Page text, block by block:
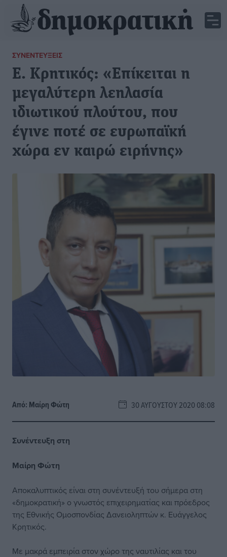
ΣΥΝΕΝΤΕΎΞΕΙΣ
Ε. Κρητικός: «Επίκειται η
μεγαλύτερη λεηλασία
ιδιωτικού πλούτου, που
έγινε ποτέ σε ευρωπαϊκή
χώρα εν καιρώ ειρήνης»
Από: Μαίρη Φώτη 30 ΑΥΓΟΎΣΤΟΥ 2020 08:08
Συνέντευξη στη
Μαίρη Φώτη
Αποκαλυπτικός είναι στη συνέντευξή του σήμερα στη
«δημοκρατική» ο γνωστός επιχειρηματίας και πρόεδρος
της Εθνικής Ομοσπονδίας Δανειοληπτών κ. Ευάγγελος
Κρητικός.
Με μακρά εμπειρία στον χώρο της ναυτιλίας και του